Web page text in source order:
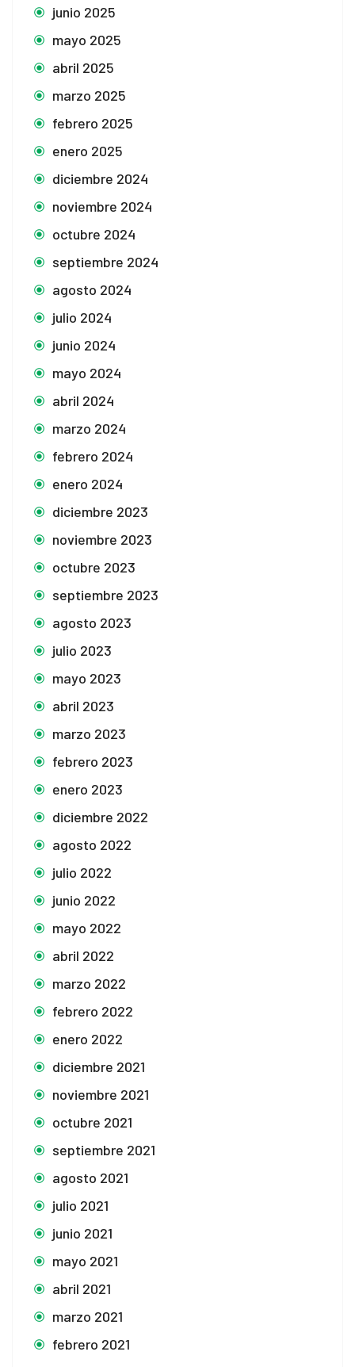
junio 2025
mayo 2025
abril 2025
marzo 2025
febrero 2025
enero 2025
diciembre 2024
noviembre 2024
octubre 2024
septiembre 2024
agosto 2024
julio 2024
junio 2024
mayo 2024
abril 2024
marzo 2024
febrero 2024
enero 2024
diciembre 2023
noviembre 2023
octubre 2023
septiembre 2023
agosto 2023
julio 2023
mayo 2023
abril 2023
marzo 2023
febrero 2023
enero 2023
diciembre 2022
agosto 2022
julio 2022
junio 2022
mayo 2022
abril 2022
marzo 2022
febrero 2022
enero 2022
diciembre 2021
noviembre 2021
octubre 2021
septiembre 2021
agosto 2021
julio 2021
junio 2021
mayo 2021
abril 2021
marzo 2021
febrero 2021